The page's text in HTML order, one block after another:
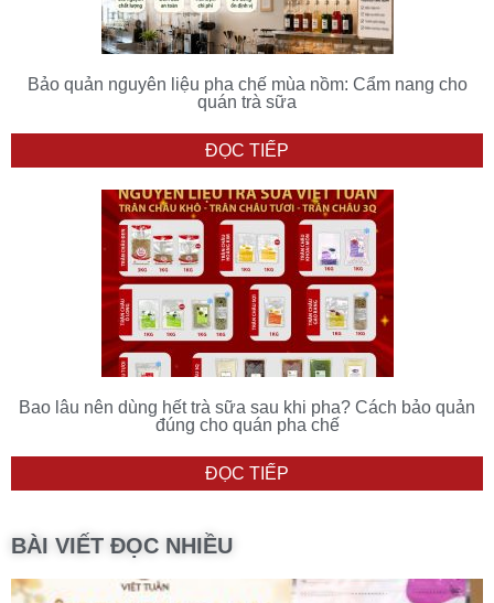
Bảo quản nguyên liệu pha chế mùa nồm: Cẩm nang cho
quán trà sữa
ĐỌC TIẾP
Bao lâu nên dùng hết trà sữa sau khi pha? Cách bảo quản
đúng cho quán pha chế
ĐỌC TIẾP
BÀI VIẾT ĐỌC NHIỀU